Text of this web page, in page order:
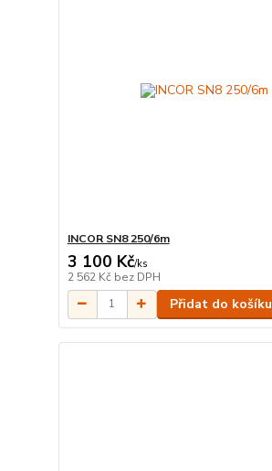
INCOR SN8 250/6m
3 100 Kč/ks
2 562 Kč bez DPH
Přidat do košíku